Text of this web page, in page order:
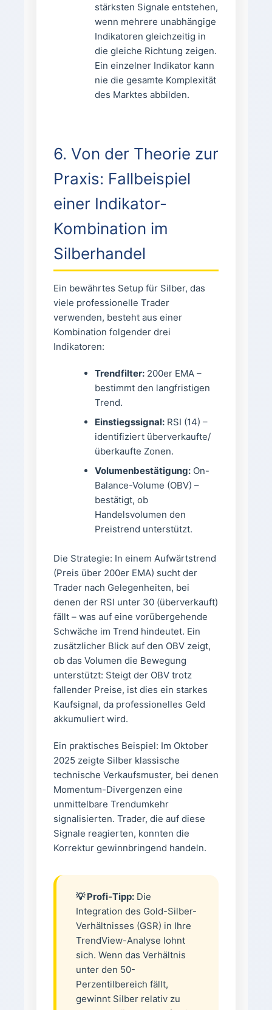
stärksten Signale entstehen,
wenn mehrere unabhängige
Indikatoren gleichzeitig in
die gleiche Richtung zeigen.
Ein einzelner Indikator kann
nie die gesamte Komplexität
des Marktes abbilden.
6. Von der Theorie zur
Praxis: Fallbeispiel
einer Indikator-
Kombination im
Silberhandel
Ein bewährtes Setup für Silber, das
viele professionelle Trader
verwenden, besteht aus einer
Kombination folgender drei
Indikatoren:
Trendfilter: 200er EMA –
bestimmt den langfristigen
Trend.
Einstiegssignal: RSI (14) –
identifiziert überverkaufte/
überkaufte Zonen.
Volumenbestätigung: On-
Balance-Volume (OBV) –
bestätigt, ob
Handelsvolumen den
Preistrend unterstützt.
Die Strategie: In einem Aufwärtstrend
(Preis über 200er EMA) sucht der
Trader nach Gelegenheiten, bei
denen der RSI unter 30 (überverkauft)
fällt – was auf eine vorübergehende
Schwäche im Trend hindeutet. Ein
zusätzlicher Blick auf den OBV zeigt,
ob das Volumen die Bewegung
unterstützt: Steigt der OBV trotz
fallender Preise, ist dies ein starkes
Kaufsignal, da professionelles Geld
akkumuliert wird.
Ein praktisches Beispiel: Im Oktober
2025 zeigte Silber klassische
technische Verkaufsmuster, bei denen
Momentum-Divergenzen eine
unmittelbare Trendumkehr
signalisierten. Trader, die auf diese
Signale reagierten, konnten die
Korrektur gewinnbringend handeln.
💡 Profi-Tipp: Die
Integration des Gold-Silber-
Verhältnisses (GSR) in Ihre
TrendView-Analyse lohnt
sich. Wenn das Verhältnis
unter den 50-
Perzentilbereich fällt,
gewinnt Silber relativ zu